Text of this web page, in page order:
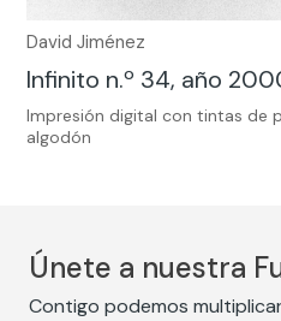
David Jiménez
Infinito n.º 34, año
Impresión digital con tintas de
algodón
Únete a nuestra
Contigo podemos